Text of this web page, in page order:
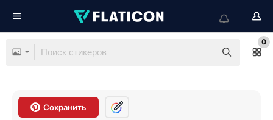
0
Сохранить